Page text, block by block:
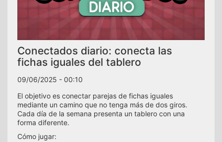
Conectados diario: conecta las
fichas iguales del tablero
09/06/2025 - 00:10
El objetivo es conectar parejas de fichas iguales
mediante un camino que no tenga más de dos giros.
Cada día de la semana presenta un tablero con una
forma diferente.
Cómo jugar: